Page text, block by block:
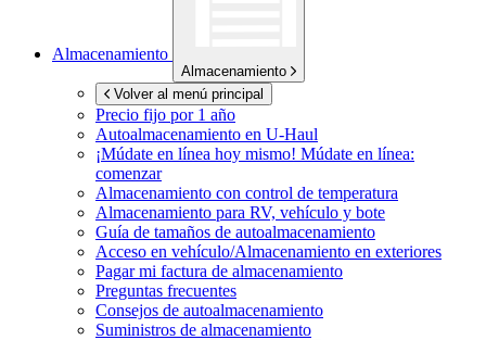
Almacenamiento
Almacenamiento
Volver al menú principal
Precio fijo por 1 año
Autoalmacenamiento en U-Haul
¡Múdate en línea hoy mismo! Múdate en línea:
comenzar
Almacenamiento con control de temperatura
Almacenamiento para RV, vehículo y bote
Guía de tamaños de autoalmacenamiento
Acceso en vehículo/Almacenamiento en exteriores
Pagar mi factura de almacenamiento
Preguntas frecuentes
Consejos de autoalmacenamiento
Suministros de almacenamiento